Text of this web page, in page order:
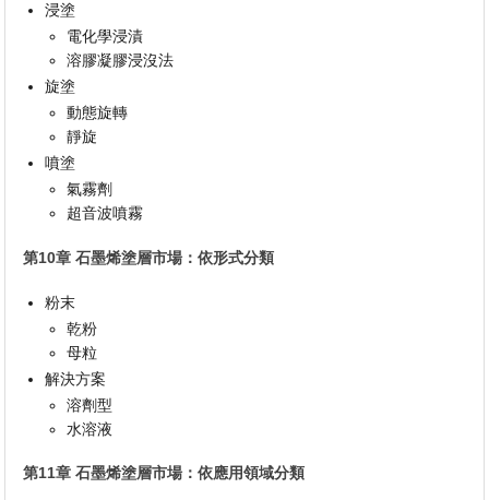
浸塗
電化學浸漬
溶膠凝膠浸沒法
旋塗
動態旋轉
靜旋
噴塗
氣霧劑
超音波噴霧
第10章 石墨烯塗層市場：依形式分類
粉末
乾粉
母粒
解決方案
溶劑型
水溶液
第11章 石墨烯塗層市場：依應用領域分類